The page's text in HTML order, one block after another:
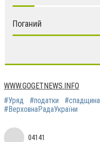
Поганий
WWW.GOGETNEWS.INFO
#Уряд
#податки #спадщина
#ВерховнаРадаУкраїни
04141